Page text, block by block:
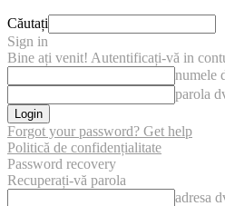
Căutați
Sign in
Bine ați venit! Autentificați-vă in
numele
parola
Forgot your password? Get help
Politică de confidențialitate
Password recovery
Recuperați-vă parola
adresa